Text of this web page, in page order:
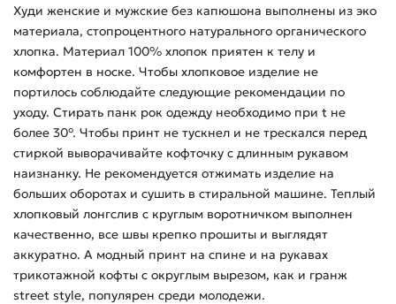
Худи женские и мужские без капюшона выполнены из эко
материала, стопроцентного натурального органического
хлопка. Материал 100% хлопок приятен к телу и
комфортен в носке. Чтобы хлопковое изделие не
портилось соблюдайте следующие рекомендации по
уходу. Стирать панк рок одежду необходимо при t не
более 30°. Чтобы принт не тускнел и не трескался перед
стиркой выворачивайте кофточку с длинным рукавом
наизнанку. Не рекомендуется отжимать изделие на
больших оборотах и сушить в стиральной машине. Теплый
хлопковый лонгслив с круглым воротничком выполнен
качественно, все швы крепко прошиты и выглядят
аккуратно. А модный принт на спине и на рукавах
трикотажной кофты с округлым вырезом, как и гранж
street style, популярен среди молодежи.